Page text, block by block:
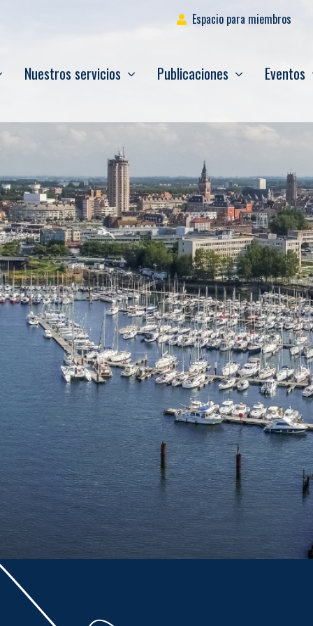
Espacio para miembros
Nuestros servicios Publicaciones Eventos